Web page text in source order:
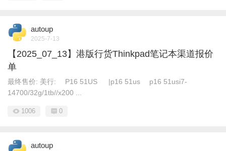
autoup
2025-7-13
【2025_07_13】港版行货Thinkpad笔记本渠道报价
单
最终售价: 美行: P16 51US |p16 51us p16 51usi7-
14700/32g/1tb//x200 ...
1006 0
autoup